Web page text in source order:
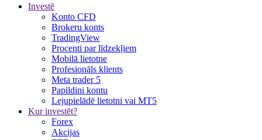
Investē
Konto CFD
Brokeru konts
TradingView
Procenti par līdzekļiem
Mobilā lietotne
Profesionāls klients
Meta trader 5
Papildini kontu
Lejupielādē lietotni vai MT5
Kur investēt?
Forex
Akcijas